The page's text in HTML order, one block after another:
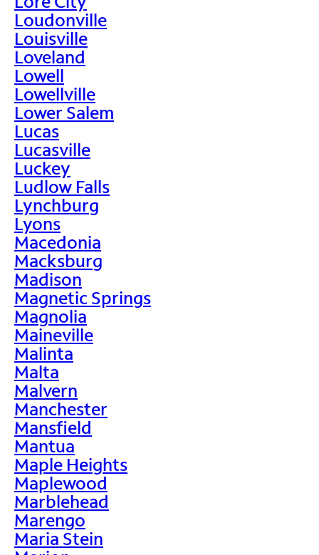
Loudonville
Louisville
Loveland
Lowell
Lowellville
Lower Salem
Lucas
Lucasville
Luckey
Ludlow Falls
Lynchburg
Lyons
Macedonia
Macksburg
Madison
Magnetic Springs
Magnolia
Maineville
Malinta
Malta
Malvern
Manchester
Mansfield
Mantua
Maple Heights
Maplewood
Marblehead
Marengo
Maria Stein